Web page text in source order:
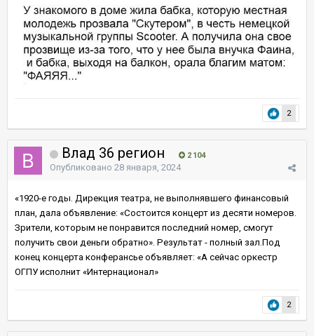
2
Влад 36 регион 2 104
Опубликовано 28 января, 2024
«1920-е годы. Дирекция театра, не выполнявшего финансовый
план, дала объявление: «Состоится концерт из десяти номеров.
Зрители, которым не понравится последний номер, смогут
получить свои деньги обратно». Результат - полный зал.Под
конец концерта конферансье объявляет: «А сейчас оркестр
ОГПУ исполнит «Интернационал»
2